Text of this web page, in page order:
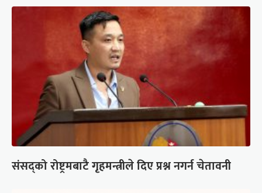
संसद्को रोष्ट्रमबाटै गृहमन्त्रीले दिए प्रश्न नगर्न चेतावनी